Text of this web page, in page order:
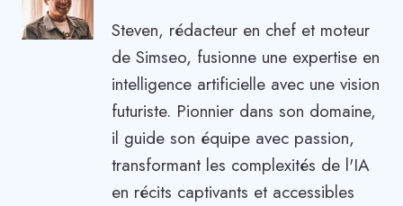
Steven, rédacteur en chef et moteur
de Simseo, fusionne une expertise en
intelligence artificielle avec une vision
futuriste. Pionnier dans son domaine,
il guide son équipe avec passion,
transformant les complexités de l'IA
en récits captivants et accessibles